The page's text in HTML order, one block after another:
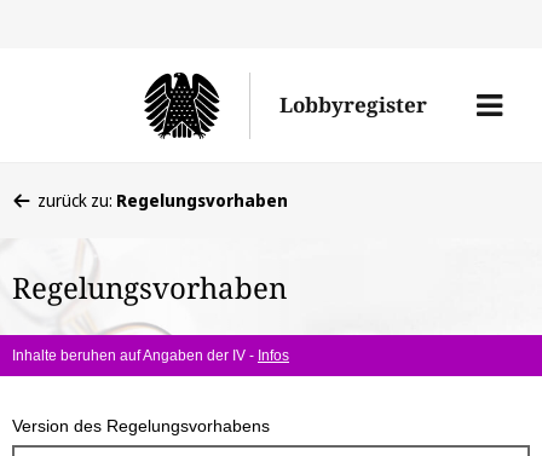
Lobbyregister
Menü
befinden
hier:
zurück zu: Regelungsvorhaben
Regelungsvorhaben
Inhalte beruhen auf Angaben der IV - Infos
Version des Regelungsvorhabens